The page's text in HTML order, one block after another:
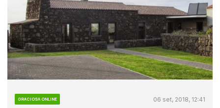
GRACIOSA ONLINE 06 set, 2018, 12:41